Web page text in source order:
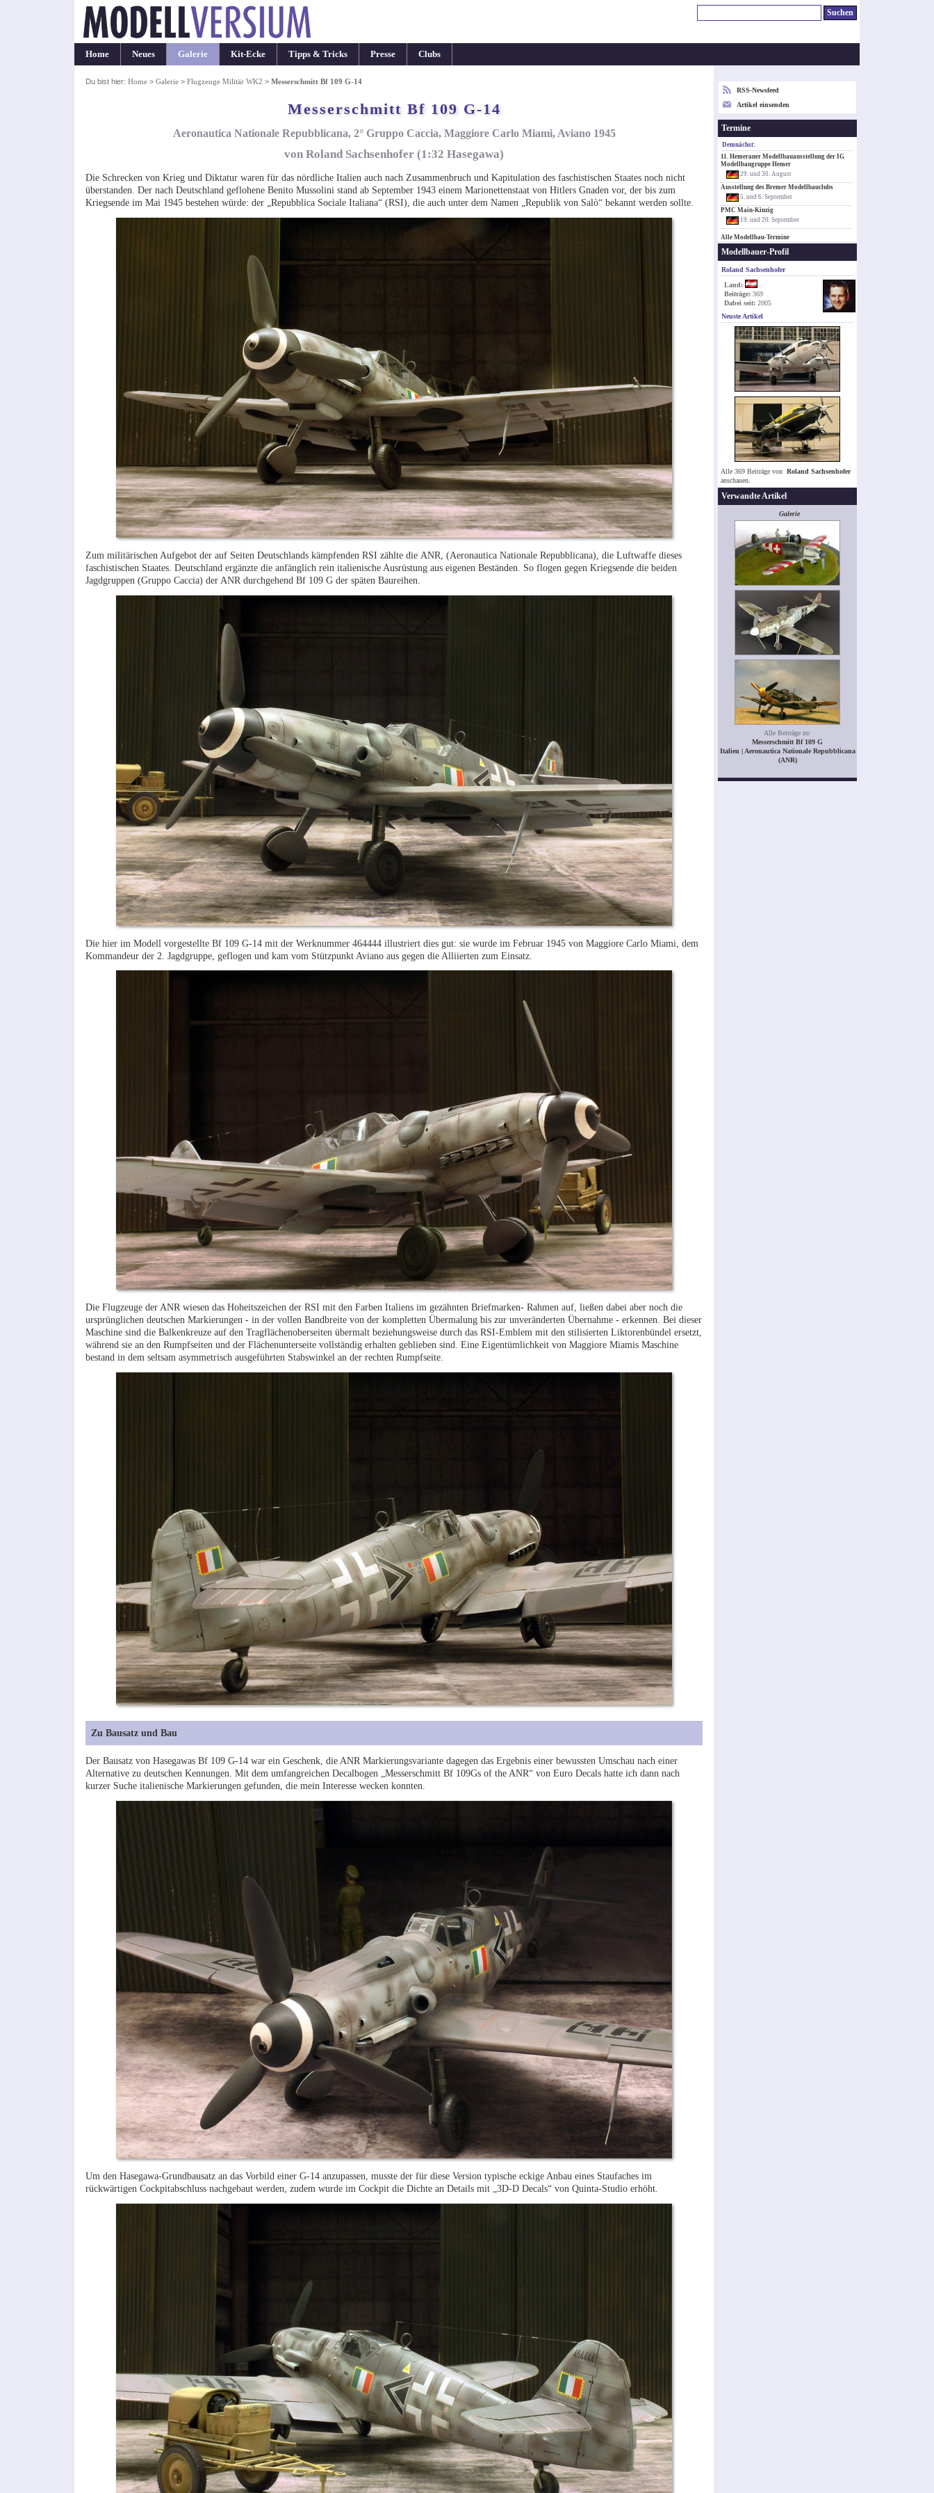
Home Neues Galerie Kit-Ecke Tipps & Tricks Presse Clubs
Du bist hier: Home> Galerie> Flugzeuge Militär WK2 > Messerschmitt Bf 109 G-14
Messerschmitt Bf 109 G-14
Aeronautica Nationale Repubblicana, 2° Gruppo Caccia, Maggiore Carlo Miami, Aviano 1945
von Roland Sachsenhofer (1:32 Hasegawa)
Die Schrecken von Krieg und Diktatur waren für das nördliche Italien auch nach Zusammenbruch und Kapitulation des faschistischen Staates noch nicht
überstanden. Der nach Deutschland geflohene Benito Mussolini stand ab September 1943 einem Marionettenstaat von Hitlers Gnaden vor, der bis zum
Kriegsende im Mai 1945 bestehen würde: der „Repubblica Sociale Italiana“ (RSI), die auch unter dem Namen „Republik von Salò“ bekannt werden sollte.
Zum militärischen Aufgebot der auf Seiten Deutschlands kämpfenden RSI zählte die ANR, (Aeronautica Nationale Repubblicana), die Luftwaffe dieses
faschistischen Staates. Deutschland ergänzte die anfänglich rein italienische Ausrüstung aus eigenen Beständen. So flogen gegen Kriegsende die beiden
Jagdgruppen (Gruppo Caccia) der ANR durchgehend Bf 109 G der späten Baureihen.
Die hier im Modell vorgestellte Bf 109 G-14 mit der Werknummer 464444 illustriert dies gut: sie wurde im Februar 1945 von Maggiore Carlo Miami, dem
Kommandeur der 2. Jagdgruppe, geflogen und kam vom Stützpunkt Aviano aus gegen die Alliierten zum Einsatz.
Die Flugzeuge der ANR wiesen das Hoheitszeichen der RSI mit den Farben Italiens im gezähnten Briefmarken- Rahmen auf, ließen dabei aber noch die
ursprünglichen deutschen Markierungen - in der vollen Bandbreite von der kompletten Übermalung bis zur unveränderten Übernahme - erkennen. Bei dieser
Maschine sind die Balkenkreuze auf den Tragflächenoberseiten übermalt beziehungsweise durch das RSI-Emblem mit den stilisierten Liktorenbündel ersetzt,
während sie an den Rumpfseiten und der Flächenunterseite vollständig erhalten geblieben sind. Eine Eigentümlichkeit von Maggiore Miamis Maschine
bestand in dem seltsam asymmetrisch ausgeführten Stabswinkel an der rechten Rumpfseite.
Zu Bausatz und Bau
Der Bausatz von Hasegawas Bf 109 G-14 war ein Geschenk, die ANR Markierungsvariante dagegen das Ergebnis einer bewussten Umschau nach einer
Alternative zu deutschen Kennungen. Mit dem umfangreichen Decalbogen „Messerschmitt Bf 109Gs of the ANR“ von Euro Decals hatte ich dann nach
kurzer Suche italienische Markierungen gefunden, die mein Interesse wecken konnten.
Um den Hasegawa-Grundbausatz an das Vorbild einer G-14 anzupassen, musste der für diese Version typische eckige Anbau eines Staufaches im
rückwärtigen Cockpitabschluss nachgebaut werden, zudem wurde im Cockpit die Dichte an Details mit „3D-D Decals“ von Quinta-Studio erhöht.
RSS-Newsfeed
Artikel einsenden
Termine
Demnächst:
11. Hemeraner Modellbauausstellung der IG
Modellbaugruppe Hemer
29. und 30. August
Ausstellung des Bremer Modellbauclubs
5. und 6. September
PMC Main-Kinzig
19. und 20. September
Alle Modellbau-Termine
Modellbauer-Profil
Roland Sachsenhofer
Land:
Beiträge: 369
Dabei seit: 2005
Neuste Artikel
Alle 369 Beiträge von Roland Sachsenhofer
anschauen.
Verwandte Artikel
Galerie
Alle Beiträge zu:
Messerschmitt Bf 109 G
Italien | Aeronautica Nationale Repubblicana
(ANR)